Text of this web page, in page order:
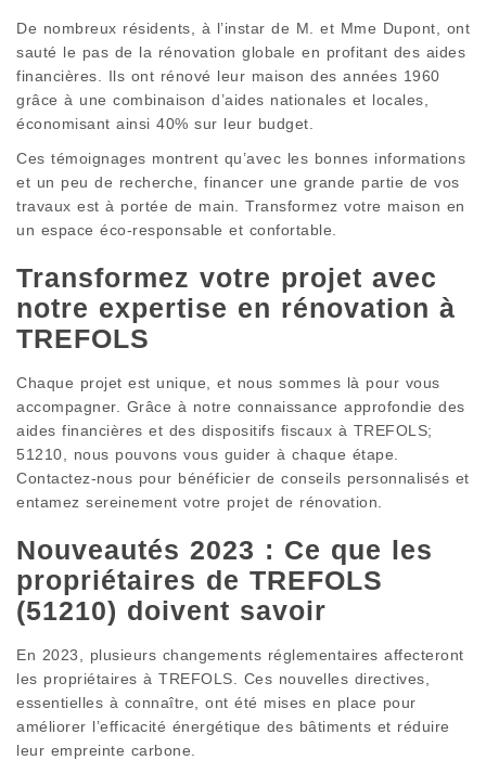
De nombreux résidents, à l’instar de M. et Mme Dupont, ont
sauté le pas de la rénovation globale en profitant des aides
financières. Ils ont rénové leur maison des années 1960
grâce à une combinaison d’aides nationales et locales,
économisant ainsi 40% sur leur budget.
Ces témoignages montrent qu’avec les bonnes informations
et un peu de recherche, financer une grande partie de vos
travaux est à portée de main. Transformez votre maison en
un espace éco-responsable et confortable.
Transformez votre projet avec
notre expertise en rénovation à
TREFOLS
Chaque projet est unique, et nous sommes là pour vous
accompagner. Grâce à notre connaissance approfondie des
aides financières et des dispositifs fiscaux à TREFOLS;
51210, nous pouvons vous guider à chaque étape.
Contactez-nous pour bénéficier de conseils personnalisés et
entamez sereinement votre projet de rénovation.
Nouveautés 2023 : Ce que les
propriétaires de TREFOLS
(51210) doivent savoir
En 2023, plusieurs changements réglementaires affecteront
les propriétaires à TREFOLS. Ces nouvelles directives,
essentielles à connaître, ont été mises en place pour
améliorer l’efficacité énergétique des bâtiments et réduire
leur empreinte carbone.